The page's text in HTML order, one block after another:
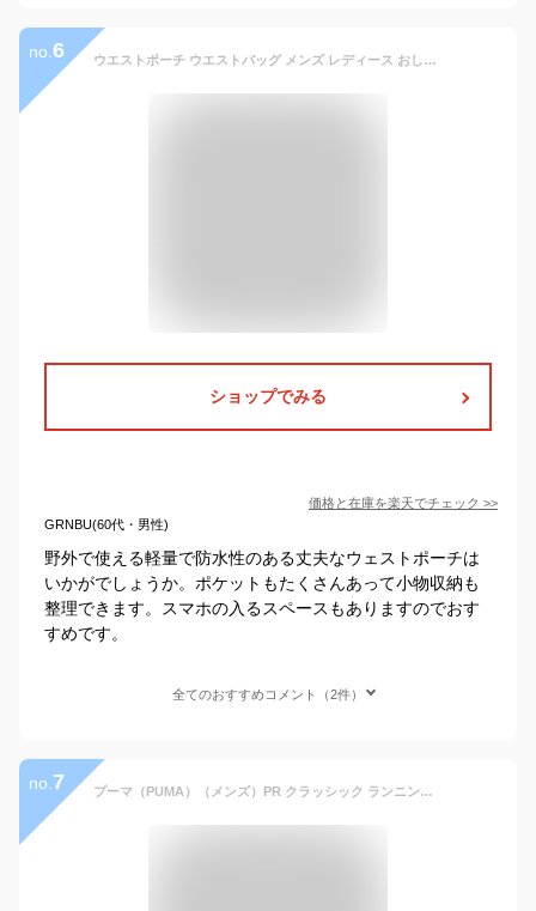
no. 6 ウエストポーチ ウエストバッグ メンズ レディース おしゃれ 2way 4ポケット 大容量 軽量 大型 防水 ウエスト ポーチ ヒップ ボディ バッグ バイク アウトドア サイクリング ブラック 自転車 スマホ 財布 釣り ジョギング ショルダー 多機能 送料無料
ショップでみる
価格と在庫を楽天でチェック >>
GRNBU(60代・男性)
野外で使える軽量で防水性のある丈夫なウェストポーチは
いかがでしょうか。ポケットもたくさんあって小物収納も
整理できます。スマホの入るスペースもありますのでおす
すめです。
全てのおすすめコメント（2件）
no. 7 プーマ（PUMA）（メンズ）PR クラッシック ランニング ウエスト バッグ 0.8L 078213 01 BLK ナイトラン